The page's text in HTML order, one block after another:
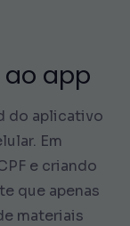
ao app
do aplicativo
Em
e criando
que apenas
materiais